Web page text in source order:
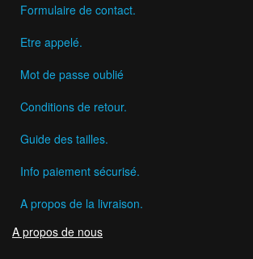
Formulaire de contact.
Etre appelé.
Mot de passe oublié
Conditions de retour.
Guide des tailles.
Info paiement sécurisé.
A propos de la livraison.
A propos de nous